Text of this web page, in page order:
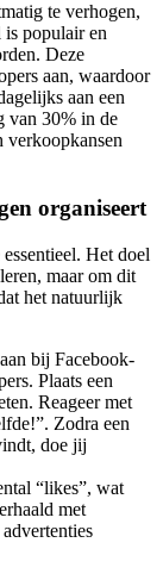
te verhogen,
is populair en
Deze
aan, waardoor
aan een
van 30% in de
verkoopkansen
organiseert
Het doel
maar om dit
het natuurlijk
bij Facebook-
Plaats een
Reageer met
Zodra een
doe jij
“likes”, wat
met